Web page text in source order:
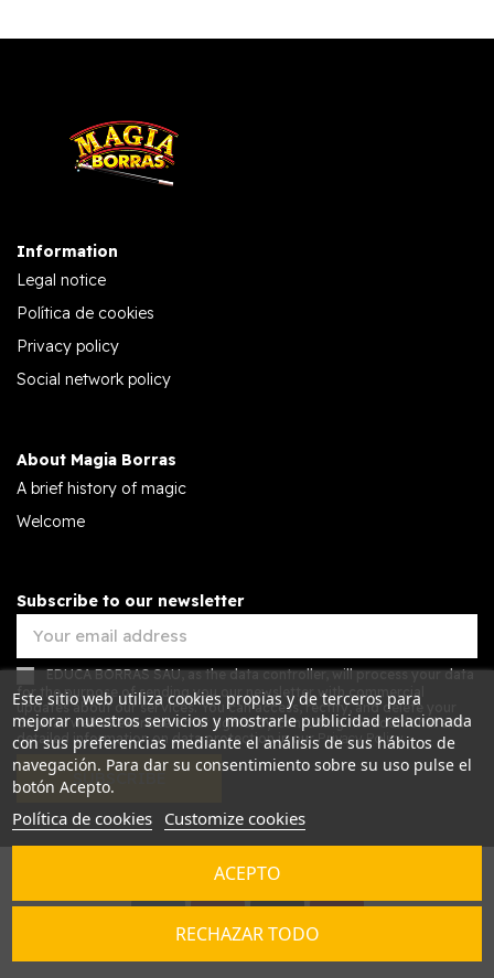
Information
Legal notice
Política de cookies
Privacy policy
Social network policy
About Magia Borras
A brief history of magic
Welcome
Subscribe to our newsletter
EDUCA BORRAS SAU, as the data controller, will process your data
for the purpose of sending you our newsletter with commercial
updates about our services. You can access, rectify, and delete your
data, as well as exercise other rights, by consulting the additional and
detailed information on data protection in ourPrivacy Policy.
SUBSCRIBE
Desarrollado por
Este sitio web utiliza cookies propias y de terceros para
mejorar nuestros servicios y mostrarle publicidad relacionada
con sus preferencias mediante el análisis de sus hábitos de
navegación. Para dar su consentimiento sobre su uso pulse el
botón Acepto.
Política de cookies Customize cookies
RECHAZAR TODO
ACEPTO